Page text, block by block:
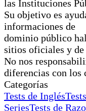
las Instituciones
Su objetivo es
informaciones de
dominio público
sitios oficiales y
No nos
diferencias con los
Categorías
Tests de Inglés
SeriesTests de